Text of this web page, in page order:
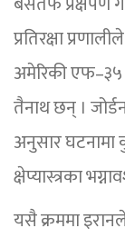
प्रतिरक्षा
अमेरिकी
तैनाथ छन् ।
अनुसार
क्षेप्यास्त्रका
यसै क्रममा